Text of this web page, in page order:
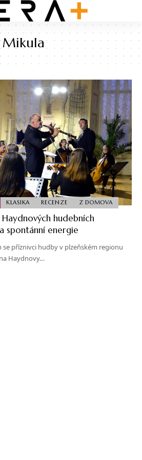
Mikula
KLASIKA RECENZE Z DOMOVA
hudebních
spontánní energie
se příznivci hudby v plzeňském regionu
Haydnovy…